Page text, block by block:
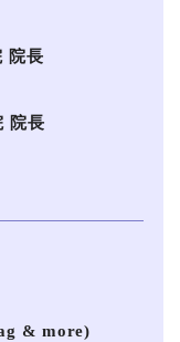
院長
院長
& more)